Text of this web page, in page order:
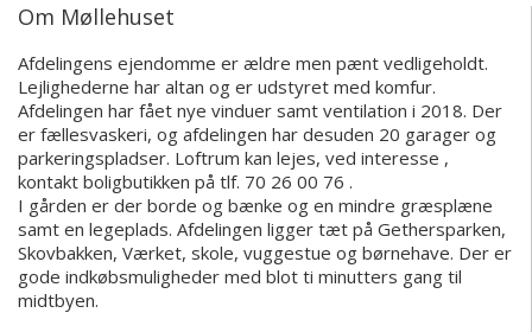
Om Møllehuset
Afdelingens ejendomme er ældre men pænt vedligeholdt.
Lejlighederne har altan og er udstyret med komfur.
Afdelingen har fået nye vinduer samt ventilation i 2018. Der
er fællesvaskeri, og afdelingen har desuden 20 garager og
parkeringspladser. Loftrum kan lejes, ved interesse ,
kontakt boligbutikken på tlf. 70 26 00 76 .
I gården er der borde og bænke og en mindre græsplæne
samt en legeplads. Afdelingen ligger tæt på Gethersparken,
Skovbakken, Værket, skole, vuggestue og børnehave. Der er
gode indkøbsmuligheder med blot ti minutters gang til
midtbyen.